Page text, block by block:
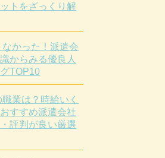
トをざっくり解
なかった！派遣会
からみる優良人
TOP10
業は？時給いく
すすめ派遣会社
評判が良い厳選